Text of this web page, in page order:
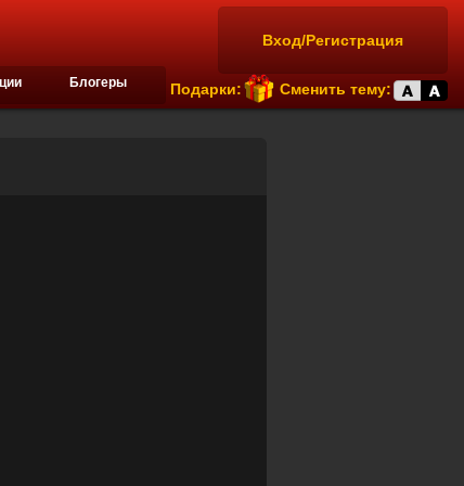
Вход/Регистрация
Подарки: Сменить тему:
Блогеры